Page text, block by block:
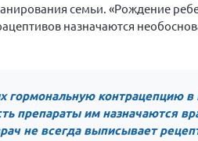
семьи. «Рождение
назначаются
контрацепцию в
препараты им назначаются
не всегда выписывает